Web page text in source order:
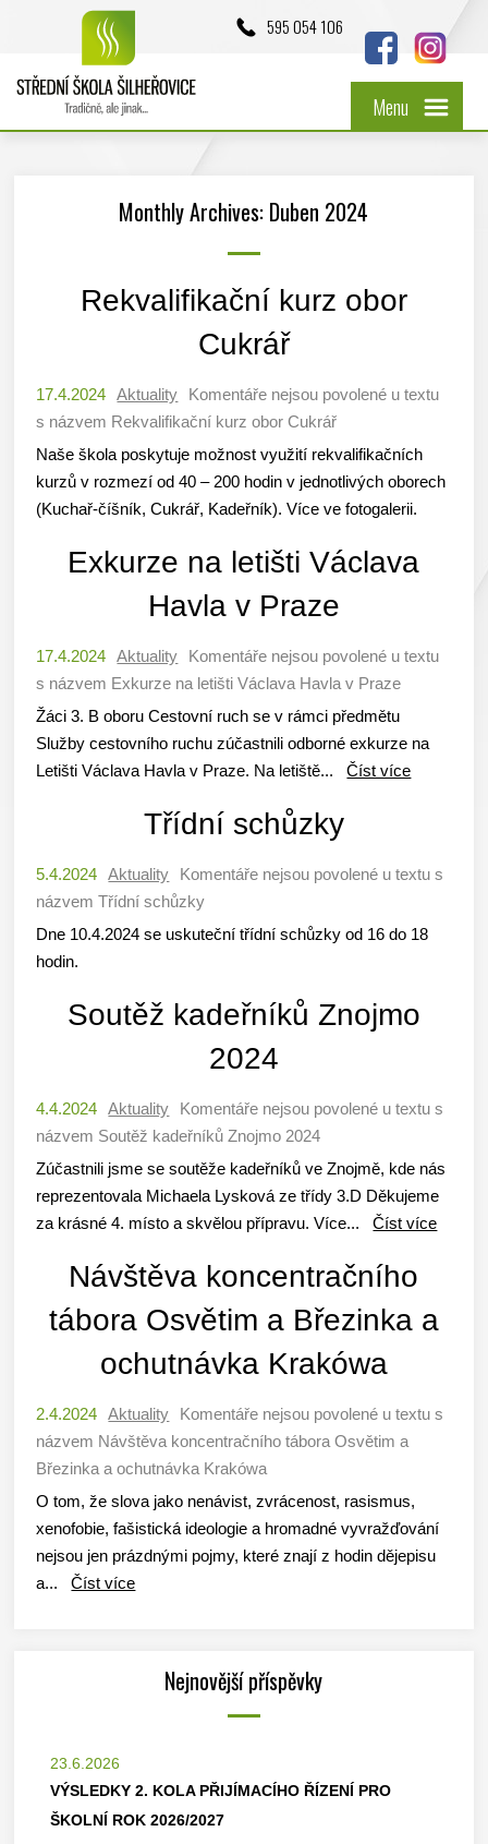
595 054 106
Menu
Monthly Archives: Duben 2024
Rekvalifikační kurz obor
Cukrář
17.4.2024 Aktuality Komentáře nejsou povolené u textu
s názvem Rekvalifikační kurz obor Cukrář
Naše škola poskytuje možnost využití rekvalifikačních
kurzů v rozmezí od 40 – 200 hodin v jednotlivých oborech
(Kuchař-číšník, Cukrář, Kadeřník). Více ve fotogalerii.
Exkurze na letišti Václava
Havla v Praze
17.4.2024 Aktuality Komentáře nejsou povolené u textu
s názvem Exkurze na letišti Václava Havla v Praze
Žáci 3. B oboru Cestovní ruch se v rámci předmětu
Služby cestovního ruchu zúčastnili odborné exkurze na
Letišti Václava Havla v Praze. Na letiště...Číst více
Třídní schůzky
5.4.2024 Aktuality Komentáře nejsou povolené u textu s
názvem Třídní schůzky
Dne 10.4.2024 se uskuteční třídní schůzky od 16 do 18
hodin.
Soutěž kadeřníků Znojmo
2024
4.4.2024 Aktuality Komentáře nejsou povolené u textu s
názvem Soutěž kadeřníků Znojmo 2024
Zúčastnili jsme se soutěže kadeřníků ve Znojmě, kde nás
reprezentovala Michaela Lysková ze třídy 3.D Děkujeme
za krásné 4. místo a skvělou přípravu. Více...Číst více
Návštěva koncentračního
tábora Osvětim a Březinka a
ochutnávka Krakówa
2.4.2024 Aktuality Komentáře nejsou povolené u textu s
názvem Návštěva koncentračního tábora Osvětim a
Březinka a ochutnávka Krakówa
O tom, že slova jako nenávist, zvrácenost, rasismus,
xenofobie, fašistická ideologie a hromadné vyvražďování
nejsou jen prázdnými pojmy, které znají z hodin dějepisu
a...Číst více
Nejnovější příspěvky
23.6.2026
VÝSLEDKY 2. KOLA PŘIJÍMACÍHO ŘÍZENÍ PRO
ŠKOLNÍ ROK 2026/2027